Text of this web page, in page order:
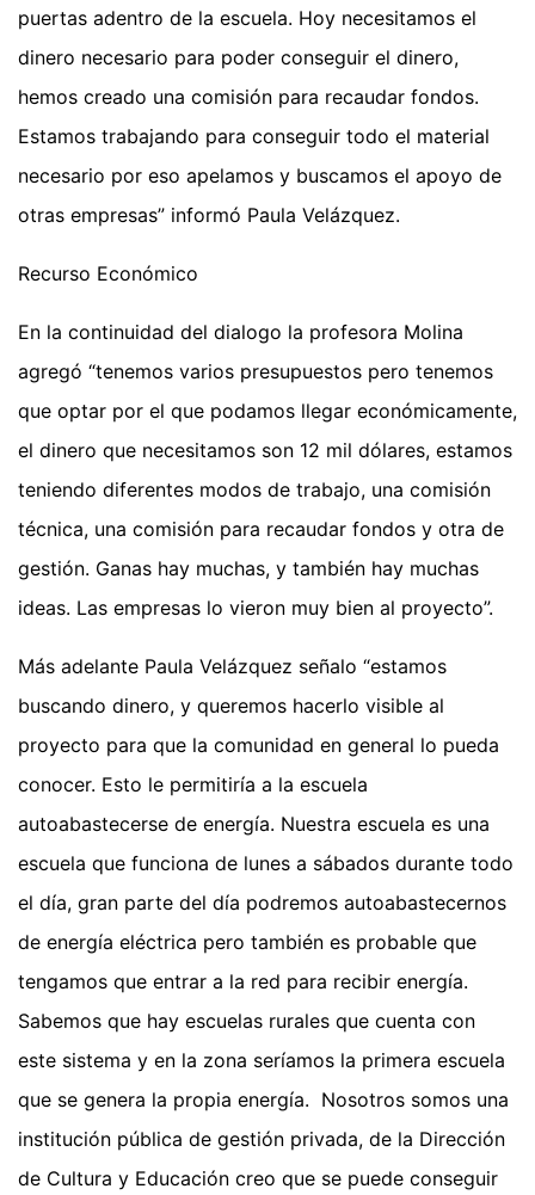
puertas adentro de la escuela. Hoy necesitamos el
dinero necesario para poder conseguir el dinero,
hemos creado una comisión para recaudar fondos.
Estamos trabajando para conseguir todo el material
necesario por eso apelamos y buscamos el apoyo de
otras empresas” informó Paula Velázquez.
Recurso Económico
En la continuidad del dialogo la profesora Molina
agregó “tenemos varios presupuestos pero tenemos
que optar por el que podamos llegar económicamente,
el dinero que necesitamos son 12 mil dólares, estamos
teniendo diferentes modos de trabajo, una comisión
técnica, una comisión para recaudar fondos y otra de
gestión. Ganas hay muchas, y también hay muchas
ideas. Las empresas lo vieron muy bien al proyecto”.
Más adelante Paula Velázquez señalo “estamos
buscando dinero, y queremos hacerlo visible al
proyecto para que la comunidad en general lo pueda
conocer. Esto le permitiría a la escuela
autoabastecerse de energía. Nuestra escuela es una
escuela que funciona de lunes a sábados durante todo
el día, gran parte del día podremos autoabastecernos
de energía eléctrica pero también es probable que
tengamos que entrar a la red para recibir energía.
Sabemos que hay escuelas rurales que cuenta con
este sistema y en la zona seríamos la primera escuela
que se genera la propia energía. Nosotros somos una
institución pública de gestión privada, de la Dirección
de Cultura y Educación creo que se puede conseguir